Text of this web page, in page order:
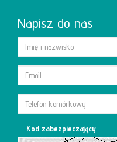
Napisz do nas
Kod zabezpieczający